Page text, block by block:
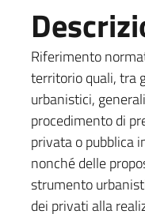
Riferimento
territorio quali, tra
urbanistici,
procedimento di
privata o pubblica
nonché delle
strumento
dei privati alla